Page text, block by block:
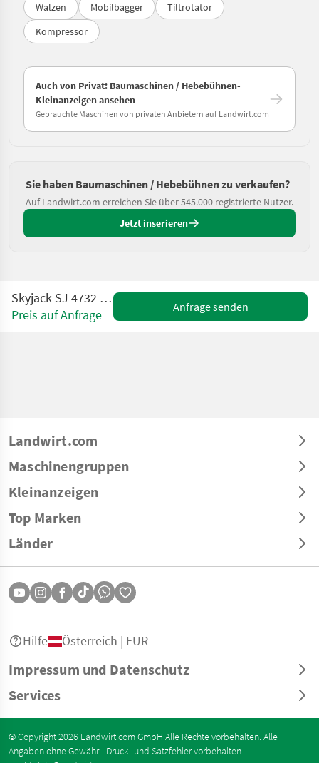
Walzen Mobilbagger
Tiltrotator
Kompressor
Auch von Privat: Baumaschinen / Hebebühnen-
Kleinanzeigen ansehen
Gebrauchte Maschinen von privaten Anbietern auf Landwirt.com
Sie haben Baumaschinen / Hebebühnen zu verkaufen?
Auf Landwirt.com erreichen Sie über 545.000 registrierte Nutzer.
Jetzt inserieren
Skyjack SJ 4732 - DEMO-Gerät
Preis auf Anfrage
Anfrage senden
Landwirt.com
Maschinengruppen
Kleinanzeigen
Top Marken
Länder
Impressum und Datenschutz
Services
Hilfe Österreich | EUR
© Copyright 2026 Landwirt.com GmbH Alle Rechte vorbehalten. Alle
Angaben ohne Gewähr - Druck- und Satzfehler vorbehalten.